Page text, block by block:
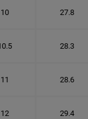
10 27.8
28.3
11 28.6
12 29.4